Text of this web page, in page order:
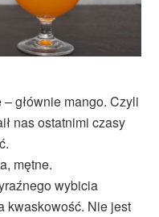
głównie mango. Czyli
nas ostatnimi czasy
mętne.
wybicia
kwaskowość. Nie jest